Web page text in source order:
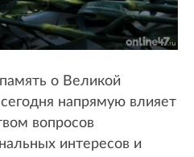
о Великой
напрямую влияет
вопросов
интересов и